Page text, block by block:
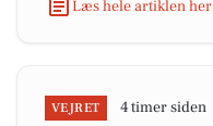
Læs hele artiklen her
VEJRET 4 timer siden